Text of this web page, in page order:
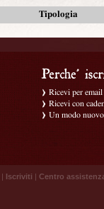
Tipologia
Ricevi per
Ricevi con
Un modo
| Iscriviti | Centro